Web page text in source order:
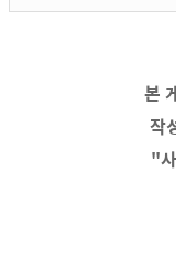
본
작
"